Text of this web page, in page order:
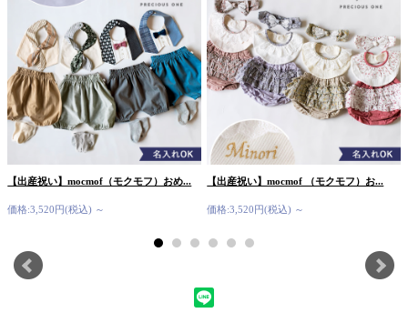
【出産祝い】mocmof（モクモフ）おめ...
価格:3,520円(税込) ～
【出産祝い】mocmof （モクモフ）お...
価格:3,520円(税込) ～